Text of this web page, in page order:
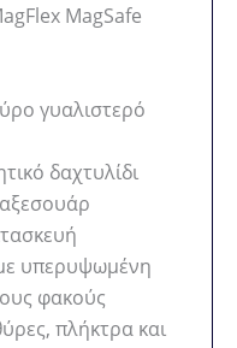
MagSafe
γυαλιστερό
δαχτυλίδι
υπερυψωμένη
φακούς
πλήκτρα και